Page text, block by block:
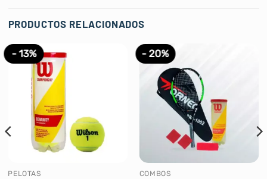
PRODUCTOS RELACIONADOS
- 13%
PELOTAS
- 20%
COMBOS